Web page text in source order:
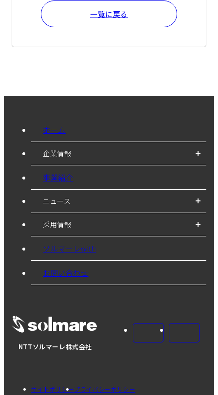
一覧に戻る
NTTソルマーレ株式会社
ホーム
企業情報
事業紹介
ニュース
採用情報
ソルマーレwith
お問い合わせ
サイトポリシープライバシーポリシー